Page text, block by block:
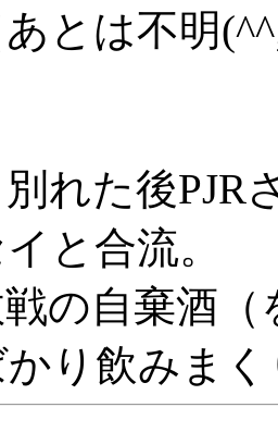
とは不明
れた後PJR
と合流。
の自棄酒（
かり飲みま